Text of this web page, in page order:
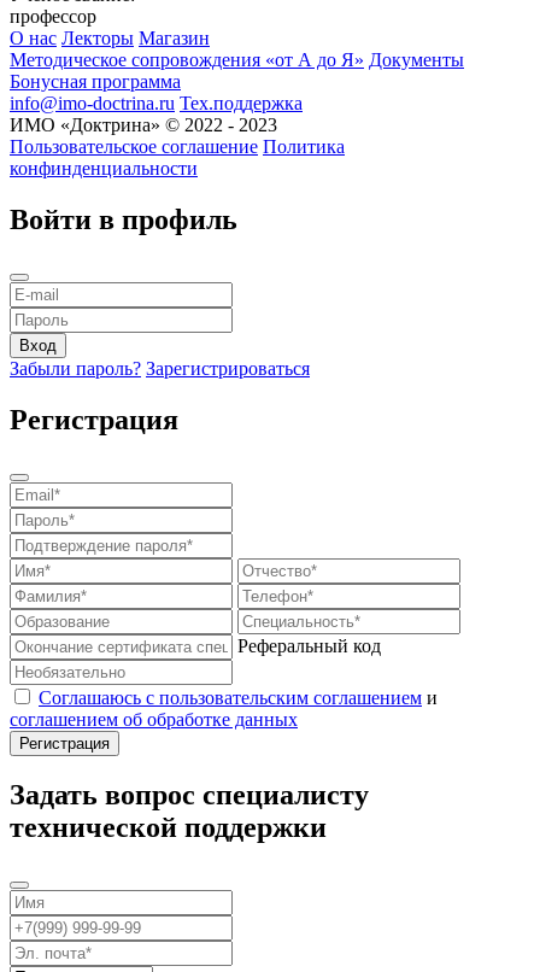
профессор
О нас Лекторы Магазин
Методическое сопровождения «от А до Я» Документы
Бонусная программа
info@imo-doctrina.ru Тех.поддержка
ИМО «Доктрина» © 2022 - 2023
Пользовательское соглашение Политика
конфинденциальности
Войти в профиль
Забыли пароль? Зарегистрироваться
Регистрация
Реферальный код
Соглашаюсь с пользовательским соглашением и
соглашением об обработке данных
Задать вопрос специалисту
технической поддержки